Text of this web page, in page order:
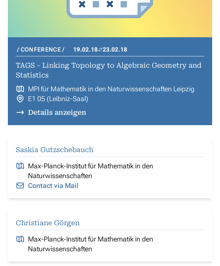
CONFERENCE 19.02.18 23.02.18
TAGS - Linking Topology to Algebraic Geometry and
Statistics
MPI für Mathematik in den Naturwissenschaften Leipzig
E1 05 (Leibniz-Saal)
Details anzeigen
Saskia Gutzschebauch
Max-Planck-Institut für Mathematik in den
Naturwissenschaften
Contact via Mail
Christiane Görgen
Max-Planck-Institut für Mathematik in den
Naturwissenschaften